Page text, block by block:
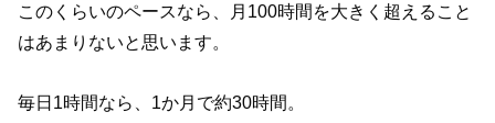
このくらいのペースなら、月100時間を大きく超えること
はあまりないと思います。
毎日1時間なら、1か月で約30時間。